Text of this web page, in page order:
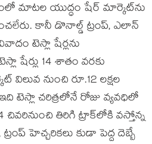
మాటల యుద్ధం షేర్ మార్కెట్‌ను
కానీ డొనాల్డ్ ట్రంప్, ఎలాన్
టెస్లా షేర్లను
షేర్లు 14 శాతం వరకు
నుంచి రూ.12 లక్షల
టెస్లా చరిత్రలోనే రోజు వ్యవధిలో
చివరినుంచి తిరిగి ట్రాక్‌లోకి వస్తోన్న
ట్రంప్ హెచ్చరికలు కుడా పెద్ద దెబ్బే